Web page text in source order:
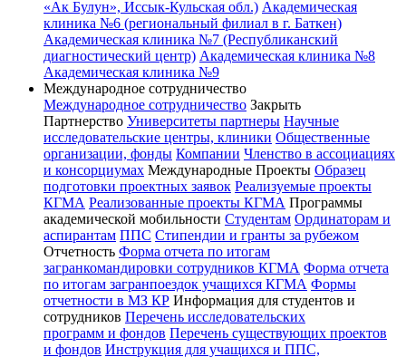
«Ак Булун», Иссык-Кульская обл.) Академическая
клиника №6 (региональный филиал в г. Баткен)
Академическая клиника №7 (Республиканский
диагностический центр) Академическая клиника №8
Академическая клиника №9
Международное сотрудничество
Международное сотрудничество Закрыть
Партнерство Университеты партнеры Научные
исследовательские центры, клиники Общественные
организации, фонды Компании Членство в ассоциациях
и консорциумах Международные Проекты Образец
подготовки проектных заявок Реализуемые проекты
КГМА Реализованные проекты КГМА Программы
академической мобильности Студентам Ординаторам и
аспирантам ППС Стипендии и гранты за рубежом
Отчетность Форма отчета по итогам
загранкомандировки сотрудников КГМА Форма отчета
по итогам загранпоездок учащихся КГМА Формы
отчетности в МЗ КР Информация для студентов и
сотрудников Перечень исследовательских
программ и фондов Перечень существующих проектов
и фондов Инструкция для учащихся и ППС,